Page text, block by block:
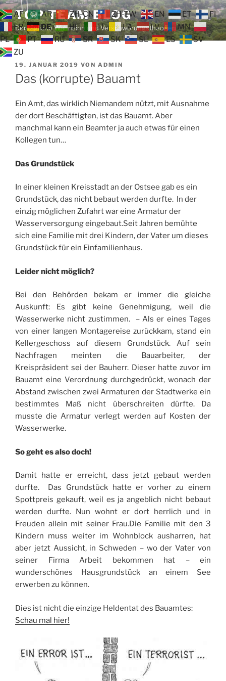
Zum
Inhalt
springen
TOP TEAM BLOG
Der tägliche Wahnsinn und Verschwörungstheorien
VERÖFFENTLICHT
AM
19. JANUAR 2019 VON ADMIN
Das (korrupte) Bauamt
Ein Amt, das wirklich Niemandem nützt, mit Ausnahme
der dort Beschäftigten, ist das Bauamt. Aber
manchmal kann ein Beamter ja auch etwas für einen
Kollegen tun…
Das Grundstück
In einer kleinen Kreisstadt an der Ostsee gab es ein
Grundstück, das nicht bebaut werden durfte. In der
einzig möglichen Zufahrt war eine Armatur der
Wasserversorgung eingebaut.Seit Jahren bemühte
sich eine Familie mit drei Kindern, der Vater um dieses
Grundstück für ein Einfamilienhaus.
Leider nicht möglich?
Bei den Behörden bekam er immer die gleiche
Auskunft: Es gibt keine Genehmigung, weil die
Wasserwerke nicht zustimmen. – Als er eines Tages
von einer langen Montagereise zurückkam, stand ein
Kellergeschoss auf diesem Grundstück. Auf sein
Nachfragen meinten die Bauarbeiter, der
Kreispräsident sei der Bauherr. Dieser hatte zuvor im
Bauamt eine Verordnung durchgedrückt, wonach der
Abstand zwischen zwei Armaturen der Stadtwerke ein
bestimmtes Maß nicht überschreiten dürfte. Da
musste die Armatur verlegt werden auf Kosten der
Wasserwerke.
So geht es also doch!
Damit hatte er erreicht, dass jetzt gebaut werden
durfte. Das Grundstück hatte er vorher zu einem
Spottpreis gekauft, weil es ja angeblich nicht bebaut
werden durfte. Nun wohnt er dort herrlich und in
Freuden allein mit seiner Frau.Die Familie mit den 3
Kindern muss weiter im Wohnblock ausharren, hat
aber jetzt Aussicht, in Schweden – wo der Vater von
seiner Firma Arbeit bekommen hat – ein
wunderschönes Hausgrundstück an einem See
erwerben zu können.
Dies ist nicht die einzige Heldentat des Bauamtes:
Schau mal hier!
AF AR ZH-CN ZH-TW EN ET
FI
FR
DE HU IT LA LV
MN
PL
PT RU SR SK SL ES
SV
ZU